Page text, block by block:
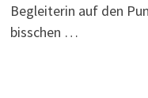
Begleiterin auf den
bisschen …